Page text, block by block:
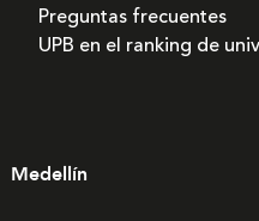
Preguntas frecuentes
UPB en el ranking de
Medellín